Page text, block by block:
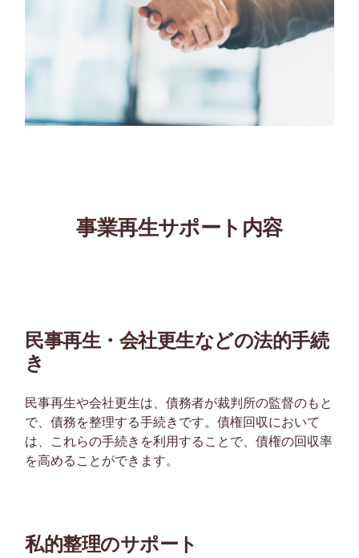
事業再生サポート内容
民事再生・会社更生などの法的手続
き
民事再生や会社更生は、債務者が裁判所の監督のもと
で、債務を整理する手続きです。債権回収において
は、これらの手続きを利用することで、債権の回収率
を高めることができます。
私的整理のサポート